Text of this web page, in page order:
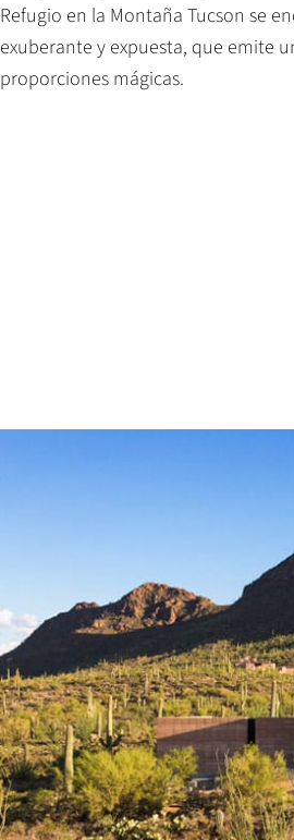
Refugio en la Montaña Tucson se
exuberante y expuesta, que emite
proporciones mágicas.